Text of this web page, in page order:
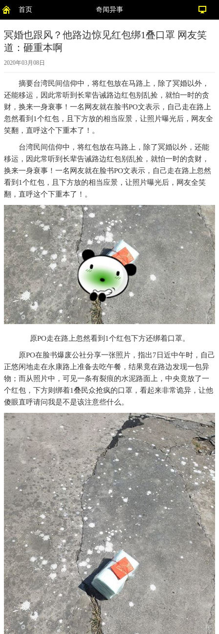
首页 奇闻异事
冥婚也跟风？他路边惊见红包绑1叠口罩 网友笑
道：砸重本啊
2020年03月08日
摘要台湾民间信仰中，将红包放在马路上，除了冥婚以外，
还能移运，因此常听到长辈告诫路边红包别乱捡，就怕一时的贪
财，换来一身衰事！一名网友就在脸书PO文表示，自己走在路上
忽然看到1个红包，且下方放的相当应景，让照片曝光后，网友全
笑翻，直呼这个下重本了！。
台湾民间信仰中，将红包放在马路上，除了冥婚以外，还能
移运，因此常听到长辈告诫路边红包别乱捡，就怕一时的贪财，
换来一身衰事！一名网友就在脸书PO文表示，自己走在路上忽然
看到1个红包，且下方放的相当应景，让照片曝光后，网友全笑
翻，直呼这个下重本了！。
原PO走在路上忽然看到1个红包下方还绑着口罩。
原PO在脸书爆废公社分享一张照片，指出7日近中午时，自己
正悠闲地走在永康路上准备去吃午餐，结果竟在路边发现一包异
物；而从照片中，可见一条有裂痕的水泥路面上，中央竟放了一
个红包，下方则绑着1叠民众抢疯的口罩，看起来非常诡异，让他
傻眼直呼请问我是不是该注意些什么。